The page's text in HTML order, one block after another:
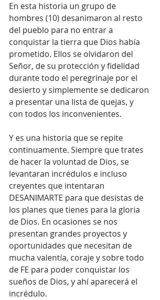
En esta historia un grupo de
hombres (10) desanimaron al resto
del pueblo para no entrar a
conquistar la tierra que Dios había
prometido. Ellos se olvidaron del
Señor, de su protección y fidelidad
durante todo el peregrinaje por el
desierto y simplemente se dedicaron
a presentar una lista de quejas, y
con todos los inconvenientes.
Y es una historia que se repite
continuamente. Siempre que trates
de hacer la voluntad de Dios, se
levantaran incrédulos e incluso
creyentes que intentaran
DESANIMARTE para que desistas de
los planes que tienes para la gloria
de Dios. En ocasiones se nos
presentan grandes proyectos y
oportunidades que necesitan de
mucha valentía, coraje y sobre todo
de FE para poder conquistar los
sueños de Dios, y ahí aparecerá el
incrédulo.